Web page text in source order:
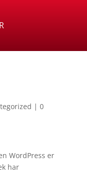
| 0
WordPress er
har